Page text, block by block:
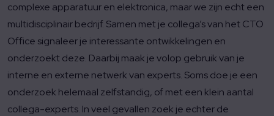
complexe apparatuur en elektronica, maar we zijn echt een
multidisciplinair bedrijf. Samen met je collega’s van het CTO
Office signaleer je interessante ontwikkelingen en
onderzoekt deze. Daarbij maak je volop gebruik van je
interne en externe netwerk van experts. Soms doe je een
onderzoek helemaal zelfstandig, of met een klein aantal
collega-experts. In veel gevallen zoek je echter de